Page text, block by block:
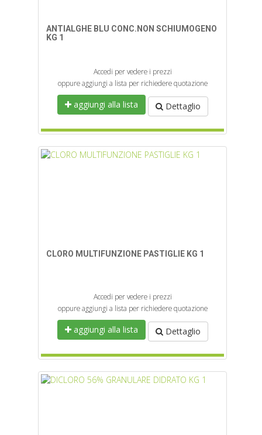
ANTIALGHE BLU CONC.NON SCHIUMOGENO
KG 1
Accedi per vedere i prezzi
oppure aggiungi a lista per richiedere quotazione
aggiungi alla lista Dettaglio
CLORO MULTIFUNZIONE PASTIGLIE KG 1
Accedi per vedere i prezzi
oppure aggiungi a lista per richiedere quotazione
aggiungi alla lista Dettaglio